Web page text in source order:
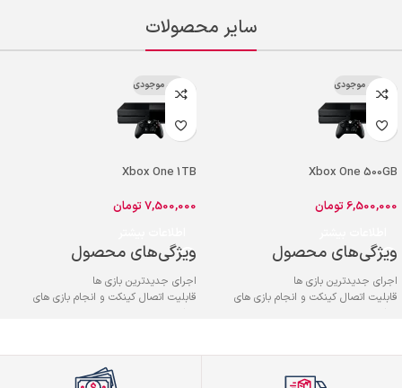
سایر محصولات
اتمام موجودی
Xbox One 500GB
6,500,000تومان
ویژگی‌های محصول
اجرای جدیدترین بازی ها
قابلیت اتصال کینکت و انجام بازی های
امکان استفاده از سرویس گیم پس
اتمام موجودی
Xbox One 1TB
7,500,000تومان
ویژگی‌های محصول
اجرای جدیدترین بازی ها
قابلیت اتصال کینکت و انجام بازی های
امکان استفاده از سرویس گیم پس